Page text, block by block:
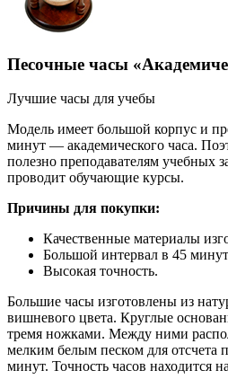
Песочные часы
Лучшие часы для учебы
Модель имеет большой корпус и
минут — академического часа.
полезно преподавателям учебных
проводит обучающие курсы.
Причины для покупки:
Качественные материалы
Большой интервал в 45
Высокая точность.
Большие часы изготовлены из
вишневого цвета. Круглые
тремя ножками. Между ними
мелким белым песком для отсчета
минут. Точность часов находится